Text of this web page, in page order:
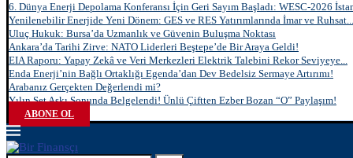
6. Dünya Enerji Depolama Konferansı İçin Geri Sayım Başladı: WESC-2026
Yenilenebilir Enerjide Yeni Dönem: GES ve RES Yatırımlarında İmar ve Ruhsat...
Uluç Hukuk: Bursa’da Uzmanlık ve Güvenin Buluşma Noktası
Ankara’da Tarihi Zirve: NATO Liderleri Beştepe’de Bir Araya Geldi!
EIA Raporu: Yapay Zekâ ve Veri Merkezleri Elektrik Talebini Rekor Seviyeye...
Enda Enerji’nin Bağlı Ortaklığı Egenda’dan Dev Bedelsiz Sermaye Artırımı!
Arabanız Gerçekten Değerlendi mi?
Yılın Set Aşkı Sonunda Belgelendi! Ünlü Çiftten Ezber Bozan “O” Paylaşım!
ABONE OL